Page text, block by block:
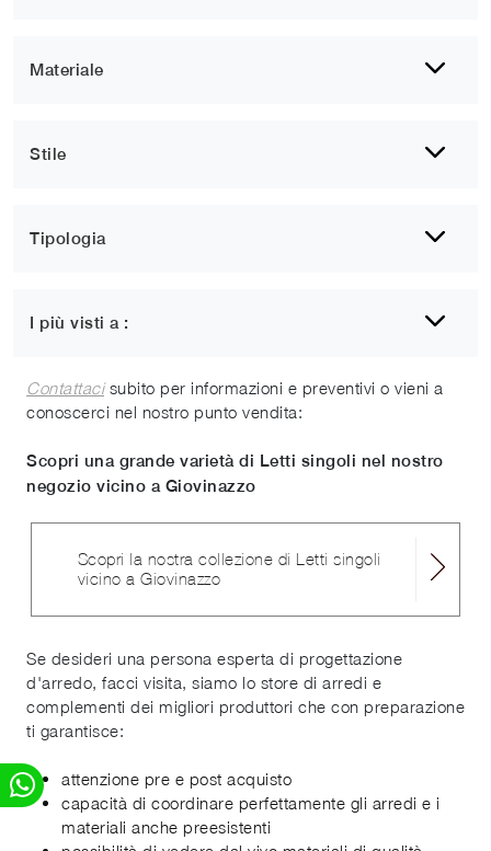
Materiale
Stile
Tipologia
I più visti a :
Contattacisubito per informazioni e preventivi o vieni a
conoscerci nel nostro punto vendita:
Scopri una grande varietà di Letti singoli nel nostro
negozio vicino a Giovinazzo
Scopri la nostra collezione di Letti singoli
vicino a Giovinazzo
Se desideri una persona esperta di progettazione
d'arredo, facci visita, siamo lo store di arredi e
complementi dei migliori produttori che con preparazione
ti garantisce:
attenzione pre e post acquisto
capacità di coordinare perfettamente gli arredi e i
materiali anche preesistenti